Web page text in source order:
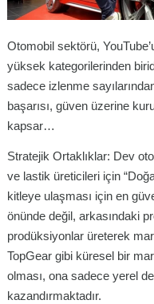
Otomobil sektörü,
yüksek kategorilerinden
sadece izlenme
başarısı, güven üzerine
kapsar…
Stratejik Ortaklıklar: Dev
ve lastik üreticileri için
kitleye ulaşması için en
önünde değil, arkasındaki
prodüksiyonlar üreterek
TopGear gibi küresel bir
olması, ona sadece yerel
kazandırmaktadır.